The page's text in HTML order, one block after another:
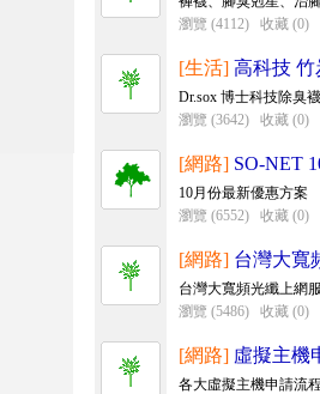
瀏覽 (4112)
收藏 (0)
[生活] 高科技
Dr.sox 博士科技除臭
瀏覽 (3642)
收藏 (0)
[網路] SO-NET
10月份最新優惠方案
瀏覽 (6552)
收藏 (0)
[網路] 台灣大寬
台灣大寬頻光纖上網
瀏覽 (5486)
收藏 (0)
[網路] 虛擬主機
各大虛擬主機申請流